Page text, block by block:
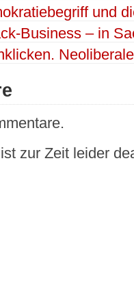
und
Business – in
zur Zeit leider